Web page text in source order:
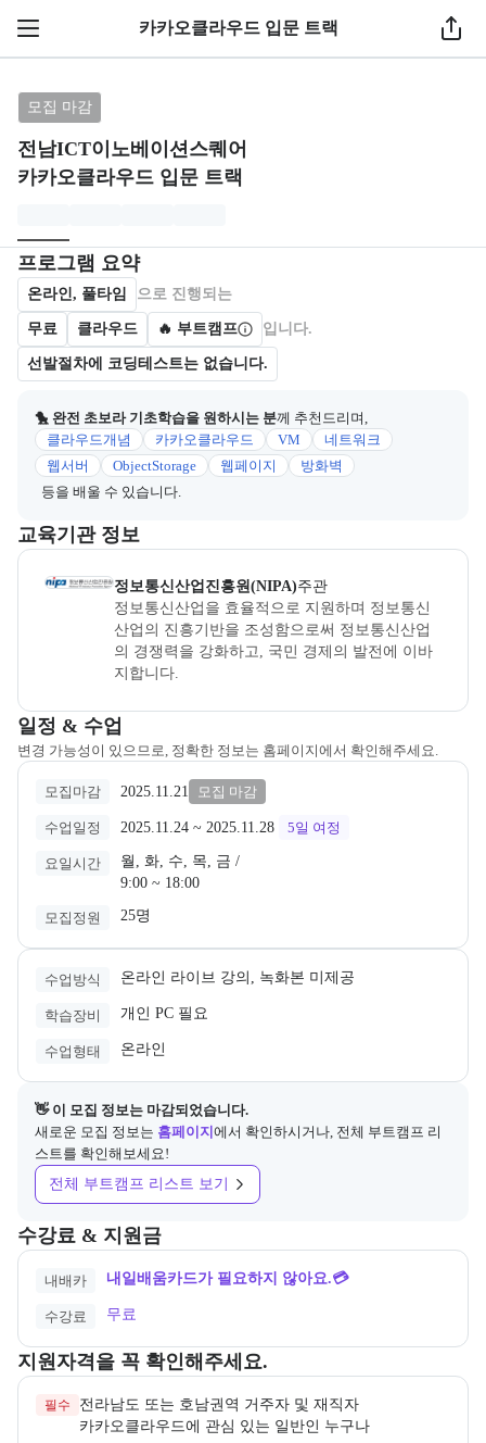
카카오클라우드 입문 트랙
모집 마감
전남ICT이노베이션스퀘어
카카오클라우드 입문 트랙
브랜드: 전남ICT이노베이션스퀘어, 과정명: 카카오클
모집개요
프로그램 요약
캠프를 운영하거나 참여하는 회사 정보를 카드 형태로 제공한다.
온라인, 풀타임 으로 진행되는
무료 클라우드 🔥 부트캠프 입니다.
선발절차에 코딩테스트는 없습니다.
🐤 완전 초보라 기초학습을 원하시는 분께 추천드리며,
클라우드개념
카카오클라우드 VM
네트워크
웹서버
ObjectStorage 웹페이지
방화벽
등을 배울 수 있습니다.
이 섹션에서는 부트캠프를 운영하거나 주관하는 회사의 정보를 카드
교육기관 정보
정보통신산업진흥원(NIPA)은(는) 본 부트캠프의
정보통신산업진흥원(NIPA)주관
정보통신산업을 효율적으로 지원하며 정보통신
산업의 진흥기반을 조성함으로써 정보통신산업
의 경쟁력을 강화하고, 국민 경제의 발전에 이바
지합니다.
일정 & 수업
변경 가능성이 있으므로, 정확한 정보는 홈페이지에서 확인해주세요.
교육과정 일정과 모집 상태에 따른 안내를 제공한다.
모집마감 2025.11.21 모집 마감
수업일정 2025.11.24 ~ 2025.11.28 5일 여정
요일시간
월, 화, 수, 목, 금 /
9:00 ~ 18:00
모집정원 25명
수업방식 온라인 라이브 강의, 녹화본 미제공
학습장비 개인 PC 필요
수업형태 온라인
👋 이 모집 정보는 마감되었습니다.
새로운 모집 정보는 홈페이지 에서 확인하시거나, 전체 부트캠프 리
스트를 확인해보세요!
전체 부트캠프 리스트 보기
수강료 & 지원금
교육과정의 비용 및 결제 관련 정보를 안내한다. 필요 시 정부지원 과
내배카 내일배움카드가 필요하지 않아요.💳
수강료 무료
지원자격을 꼭 확인해주세요.
교육과정 지원 자격과 우대 사항을 각각 묶어서 안내한다.
필수
카카오클라우드에 관심 있는 일반인 누구나